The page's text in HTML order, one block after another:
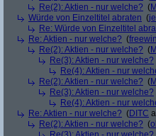
Re(2): Aktien - nur welche? (
Würde von Einzeltitel abraten (
Re: Würde von Einzeltitel
Re: Aktien - nur welche? (
Re(2): Aktien - nur welche? (
Re(3): Aktien - nur welche?
Re(4): Aktien - nur
Re(2): Aktien - nur welche? (
Re(3): Aktien - nur welche?
Re(4): Aktien - nur
Re: Aktien - nur welche? (DITC
Re(2): Aktien - nur welche? (